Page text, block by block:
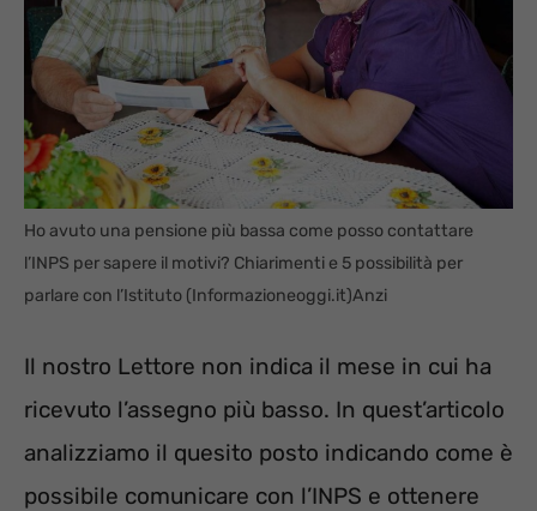
Ho avuto una pensione più bassa come posso contattare
l’INPS per sapere il motivi? Chiarimenti e 5 possibilità per
parlare con l’Istituto (Informazioneoggi.it)Anzi
Il nostro Lettore non indica il mese in cui ha
ricevuto l’assegno più basso. In quest’articolo
analizziamo il quesito posto indicando come è
possibile comunicare con l’INPS e ottenere